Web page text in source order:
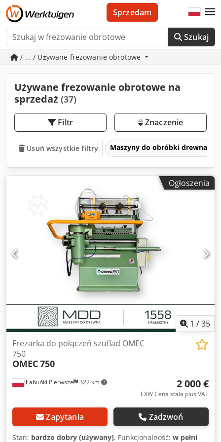
Szukaj
Sprzedam
/ ... / Używane frezowanie obrotowe
Używane frezowanie obrotowe na
sprzedaż (37)
Filtr Znaczenie
Usuń wszystkie filtry Maszyny do obróbki drewna
Ogłoszenia
1 /35
Łabuńki Pierwsze 322 km
Frezarka do połączeń szuflad OMEC
750
OMEC750
2 000 €
EXW Cena stała plus VAT
Zapytania Zadzwoń
Stan: bardzo dobry (używany), Funkcjonalność: w pełni